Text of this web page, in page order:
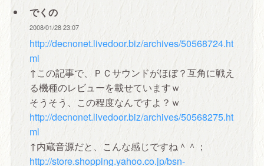
でくの
2008/01/28 23:07
http://decnonet.livedoor.biz/archives/50568724.ht
ml
↑この記事で、ＰＣサウンドがほぼ？互角に戦え
る機種のレビューを載せていますｗ
そうそう、この程度なんですよ？ｗ
http://decnonet.livedoor.biz/archives/50568275.ht
ml
↑内蔵音源だと、こんな感じですね＾＾；
http://store.shopping.yahoo.co.jp/bsn-